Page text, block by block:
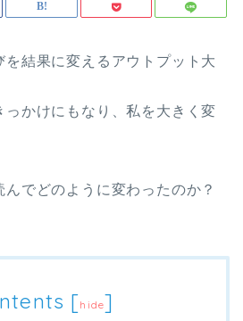
結果に変えるアウトプット大
っかけにもなり、私を大きく変
でどのように変わったのか？
[hide]